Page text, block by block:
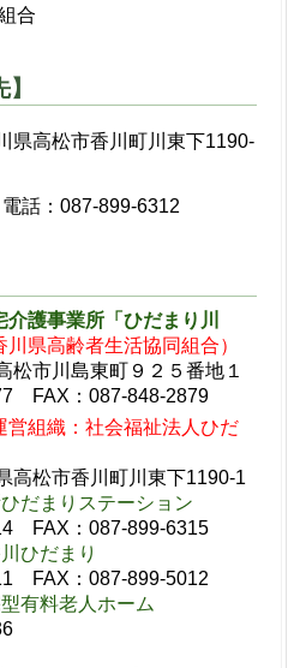
合
高松市香川町川東下1190-
話：087-899-6312
護事業所「ひだまり川
川県高齢者生活協同組合）
松市川島東町９２５番地１
FAX：087-848-2879
営組織：社会福祉法人ひだ
松市香川町川東下1190-1
だまりステーション
FAX：087-899-6315
ひだまり
FAX：087-899-5012
有料老人ホーム